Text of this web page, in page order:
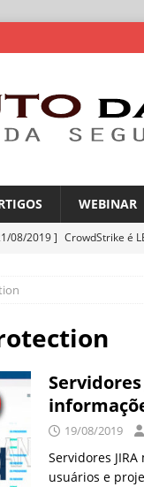
WEBINAR
08/2019 ] CrowdStrike é
07/2026 ]
07/2026 ]
Nomes no
07/2026 ] Deepfakes já
07/2026 ]
O incidente
07/2026 ]
19/08/2019
Servidores
usuários e